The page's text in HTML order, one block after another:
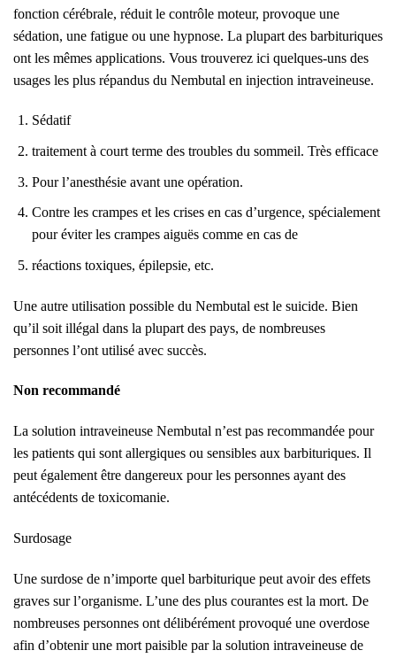
fonction cérébrale, réduit le contrôle moteur, provoque une
sédation, une fatigue ou une hypnose. La plupart des barbituriques
ont les mêmes applications. Vous trouverez ici quelques-uns des
usages les plus répandus du Nembutal en injection intraveineuse.
Sédatif
traitement à court terme des troubles du sommeil. Très efficace
Pour l’anesthésie avant une opération.
Contre les crampes et les crises en cas d’urgence, spécialement
pour éviter les crampes aiguës comme en cas de
réactions toxiques, épilepsie, etc.
Une autre utilisation possible du Nembutal est le suicide. Bien
qu’il soit illégal dans la plupart des pays, de nombreuses
personnes l’ont utilisé avec succès.
Non recommandé
La solution intraveineuse Nembutal n’est pas recommandée pour
les patients qui sont allergiques ou sensibles aux barbituriques. Il
peut également être dangereux pour les personnes ayant des
antécédents de toxicomanie.
Surdosage
Une surdose de n’importe quel barbiturique peut avoir des effets
graves sur l’organisme. L’une des plus courantes est la mort. De
nombreuses personnes ont délibérément provoqué une overdose
afin d’obtenir une mort paisible par la solution intraveineuse de